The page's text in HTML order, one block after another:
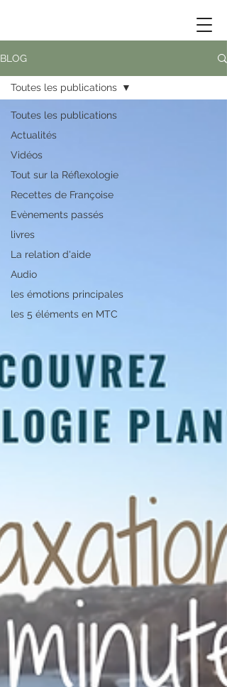
BLOG
Toutes les publications
Actualités
Vidéos
Tout sur la Réflexologie
Recettes de Françoise
Evènements passés
livres
La relation d'aide
Audio
les émotions principales
les 5 éléments en MTC
Toutes les publications